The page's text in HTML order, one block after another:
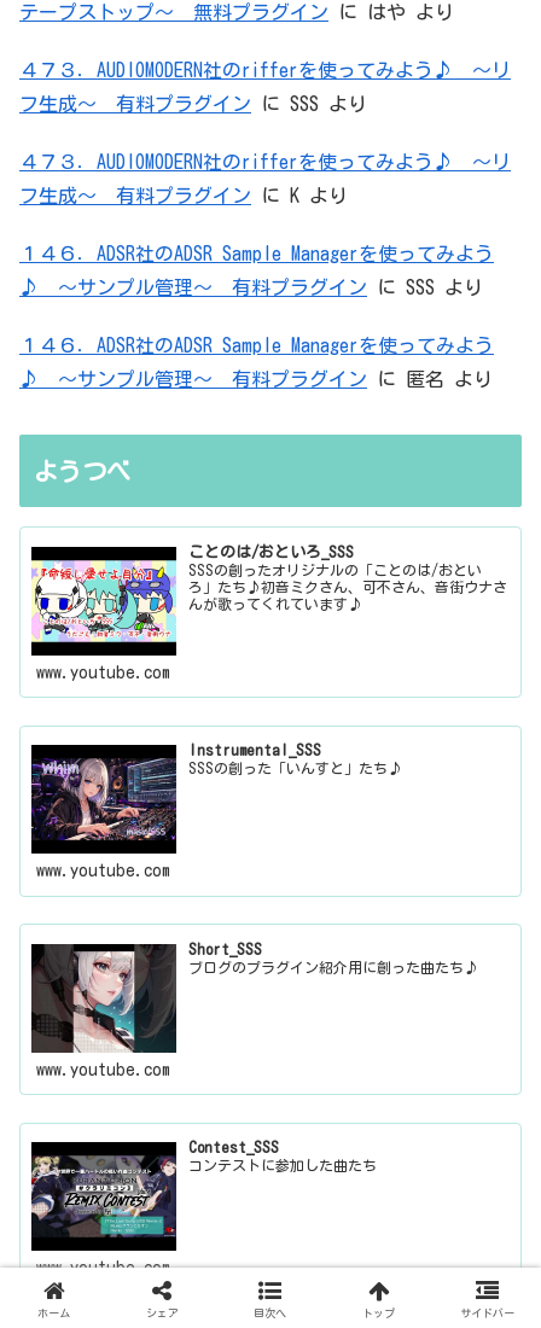
テープストップ～ 無料プラグイン に はや より
４７３．AUDIOMODERN社のrifferを使ってみよう♪ ～リ
フ生成～ 有料プラグイン に SSS より
４７３．AUDIOMODERN社のrifferを使ってみよう♪ ～リ
フ生成～ 有料プラグイン に K より
１４６．ADSR社のADSR Sample Managerを使ってみよう
♪ ～サンプル管理～ 有料プラグイン に SSS より
１４６．ADSR社のADSR Sample Managerを使ってみよう
♪ ～サンプル管理～ 有料プラグイン に 匿名 より
ようつべ
ことのは/おといろ_SSS
SSSの創ったオリジナルの「ことのは/おとい
ろ」たち♪初音ミクさん、可不さん、音街ウナさ
んが歌ってくれています♪
www.youtube.com
Instrumental_SSS
SSSの創った「いんすと」たち♪
www.youtube.com
Short_SSS
ブログのプラグイン紹介用に創った曲たち♪
www.youtube.com
Contest_SSS
コンテストに参加した曲たち
www.youtube.com
ホーム シェア 目次へ トップ サイドバー